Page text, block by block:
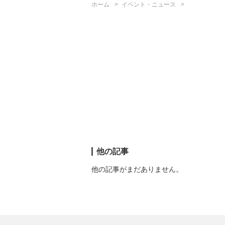
ホーム イベント・ニュース
他の記事
他の記事がまだありません。